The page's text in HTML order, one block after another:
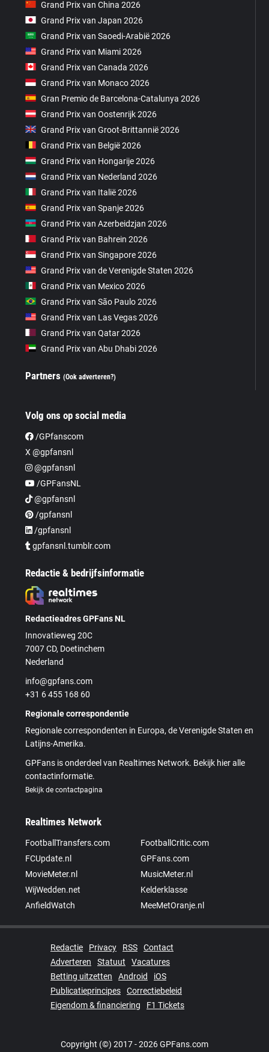
Grand Prix van China 2026
Grand Prix van Japan 2026
Grand Prix van Saoedi-Arabië 2026
Grand Prix van Miami 2026
Grand Prix van Canada 2026
Grand Prix van Monaco 2026
Gran Premio de Barcelona-Catalunya 2026
Grand Prix van Oostenrijk 2026
Grand Prix van Groot-Brittannië 2026
Grand Prix van België 2026
Grand Prix van Hongarije 2026
Grand Prix van Nederland 2026
Grand Prix van Italië 2026
Grand Prix van Spanje 2026
Grand Prix van Azerbeidzjan 2026
Grand Prix van Bahrein 2026
Grand Prix van Singapore 2026
Grand Prix van de Verenigde Staten 2026
Grand Prix van Mexico 2026
Grand Prix van São Paulo 2026
Grand Prix van Las Vegas 2026
Grand Prix van Qatar 2026
Grand Prix van Abu Dhabi 2026
Partners(Ook adverteren?)
Volg ons op social media
/GPfanscom
X @gpfansnl
@gpfansnl
/GPFansNL
@gpfansnl
/gpfansnl
/gpfansnl
gpfansnl.tumblr.com
Redactie & bedrijfsinformatie
Redactieadres GPFans NL
Innovatieweg 20C
7007 CD, Doetinchem
Nederland
info@gpfans.com
+31 6 455 168 60
Regionale correspondentie
Regionale correspondenten in Europa, de Verenigde Staten en
Latijns-Amerika.
GPFans is onderdeel van Realtimes Network. Bekijk hier alle
contactinformatie.
Bekijk de contactpagina
Realtimes Network
FootballTransfers.com
FootballCritic.com
FCUpdate.nl
GPFans.com
MovieMeter.nl
MusicMeter.nl
WijWedden.net
Kelderklasse
AnfieldWatch
MeeMetOranje.nl
Redactie Privacy RSS
Contact
Adverteren
Statuut
Vacatures
Betting uitzetten
Android
iOS
Publicatieprincipes
Correctiebeleid
Eigendom & financiering
F1 Tickets
Copyright (©) 2017 - 2026 GPFans.com